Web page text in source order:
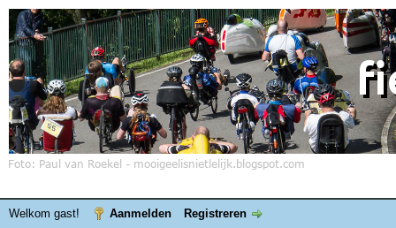
Welkom gast! Aanmelden Registreren